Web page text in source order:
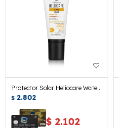
Protector Solar Heliocare Water
Gel Fps50 Bronze 50ml
$ 2.802
$ 2.102